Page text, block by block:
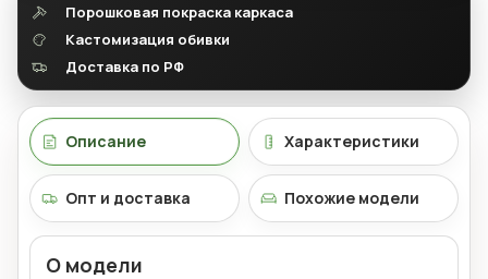
Порошковая покраска каркаса
Кастомизация обивки
Доставка по РФ
Описание Характеристики
Опт и доставка Похожие модели
О модели